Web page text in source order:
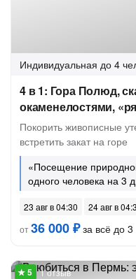
Индивидуальная до 4
4 в 1: Гора Полюд,
окаменелостями,
Покорить живописные
встретить закат на горе
«Посещение
одного человека на 3
23 авг в 04:30
24 авг в
от36 000 ₽за всё до 3
1 отзыв